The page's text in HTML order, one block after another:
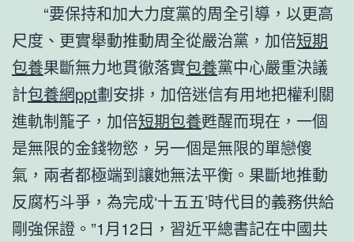
“要保持和加大力度黨的周全引導，以更高
尺度、更實舉動推動周全從嚴治黨，加倍短期
包養果斷無力地貫徹落實包養黨中心嚴重決議
計包養網ppt劃安排，加倍迷信有用地把權利關
進軌制籠子，加倍短期包養甦醒而現在，一個
是無限的金錢物慾，另一個是無限的單戀傻
氣，兩者都極端到讓她無法平衡。果斷地推動
反腐朽斗爭，為完成‘十五五’時代目的義務供給
剛強保證。”1月12日，習近平總書記在中國共